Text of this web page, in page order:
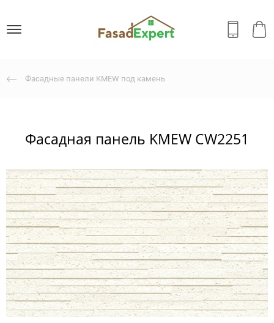
Фасадные панели KMEW под камень
Фасадная панель KMEW CW2251